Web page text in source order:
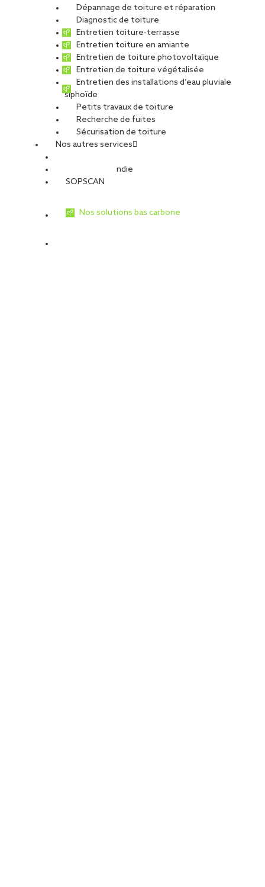
Dépannage de toiture et réparation
Diagnostic de toiture
Entretien toiture-terrasse
Entretien toiture en amiante
Entretien de toiture photovoltaïque
Entretien de toiture végétalisée
Entretien des installations d’eau pluviale
siphoïde
Petits travaux de toiture
Recherche de fuites
Sécurisation de toiture
Nos autres services
Sécurité Incendie
SOPSCAN
Nos solutions bas carbone